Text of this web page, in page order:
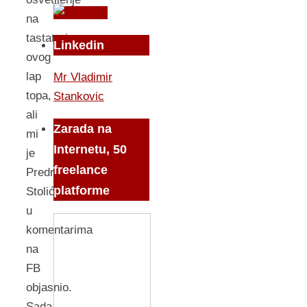
na
tastaturi
ovog
lap
topa,
ali
mi
je
Predrag
Stolić
u
komentarima
na
FB
objasnio.
Linkedin
Mr Vladimir
Stankovic
Zarada na
Internetu, 50
freelance
platforme